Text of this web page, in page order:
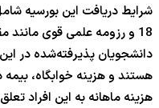
18 و رزومه علمی قوی
دانشجویان پذیرفته‌شده در
هستند و هزینه خوابگاه،
هزینه ماهانه به این افراد